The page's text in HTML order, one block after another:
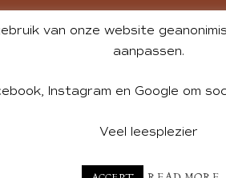
DE GROOT. WEBSITE DESIGN BY
van onze website
aanpassen.
Instagram en Google om
Veel leesplezier